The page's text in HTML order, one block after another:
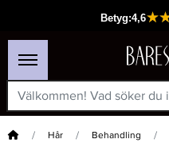
Hem Hår Behandling